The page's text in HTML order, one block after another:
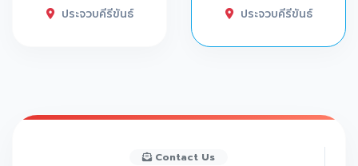
ประจวบคีรีขันธ์ ประจวบคีรีขันธ์
Contact Us